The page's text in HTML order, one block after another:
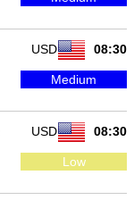
08:30
USD
Medium
08:30
USD
Low